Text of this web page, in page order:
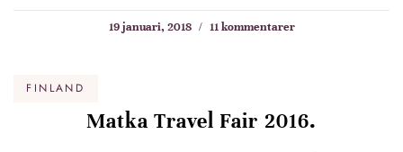
19 januari, 2018 11 kommentarer
FINLAND
Matka Travel Fair 2016.